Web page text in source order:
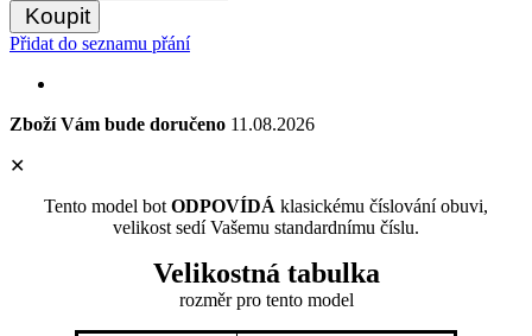
Koupit
Přidat do seznamu přání
Zboží Vám bude doručeno 11.08.2026
✕
Tento model bot ODPOVÍDÁ klasickému číslování obuvi,
velikost sedí Vašemu standardnímu číslu.
Velikostná tabulka
rozměrpro tento model